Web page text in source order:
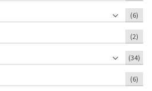
(6)
(2)
(34)
(6)